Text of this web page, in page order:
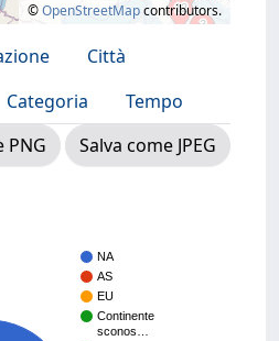
©OpenStreetMapcontributors.
Città
Categoria
Tempo
PNG
Salva come JPEG
NA
AS
EU
Continente
sconos…